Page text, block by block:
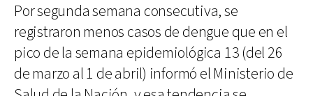
Por segunda semana consecutiva, se
registraron menos casos de dengue que en el
pico de la semana epidemiológica 13 (del 26
de marzo al 1 de abril) informó el Ministerio de